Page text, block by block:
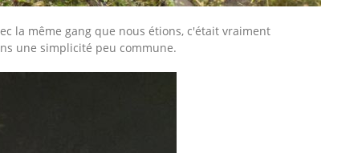
la même gang que nous étions, c'était vraiment
une simplicité peu commune.